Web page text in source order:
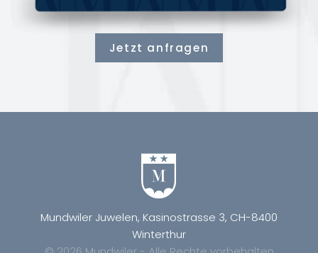
Jetzt anfragen
Mundwiler Juwelen, Kasinostrasse 3, CH-8400
Winterthur